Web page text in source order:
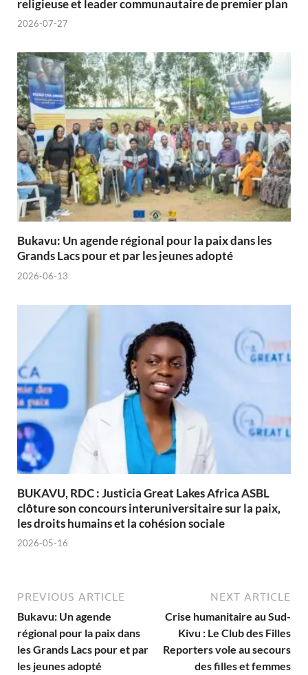
religieuse et leader communautaire de premier plan
2026-07-27
Bukavu: Un agende régional pour la paix dans les
Grands Lacs pour et par les jeunes adopté
2026-06-13
BUKAVU, RDC : Justicia Great Lakes Africa ASBL
clôture son concours interuniversitaire sur la paix,
les droits humains et la cohésion sociale
2026-05-16
PREVIOUS ARTICLE
Bukavu: Un agende
régional pour la paix dans
les Grands Lacs pour et par
les jeunes adopté
NEXT ARTICLE
Crise humanitaire au Sud-
Kivu : Le Club des Filles
Reporters vole au secours
des filles et femmes